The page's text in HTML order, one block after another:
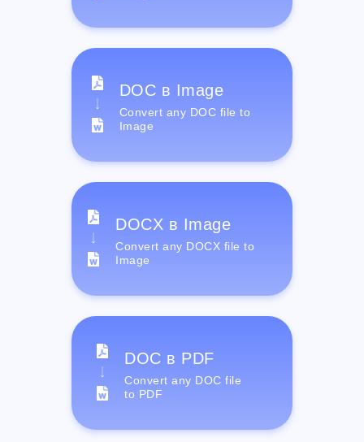
DOC в Image
Convert any DOC file to
Image
DOCX в Image
Convert any DOCX file to
Image
DOC в PDF
Convert any DOC file
to PDF